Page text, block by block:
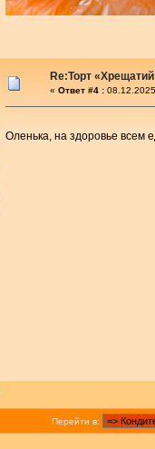
Re:Торт
« Ответ #4 :
Оленька, на здоровье всем
Перейти в: